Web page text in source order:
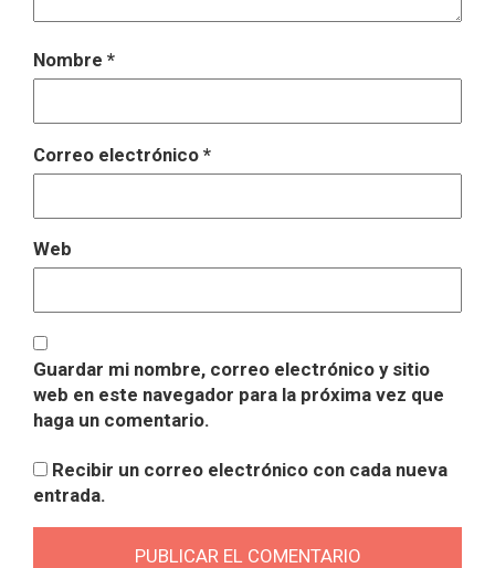
Nombre *
Correo electrónico *
Web
Guardar mi nombre, correo electrónico y sitio
web en este navegador para la próxima vez que
haga un comentario.
Recibir un correo electrónico con cada nueva
entrada.